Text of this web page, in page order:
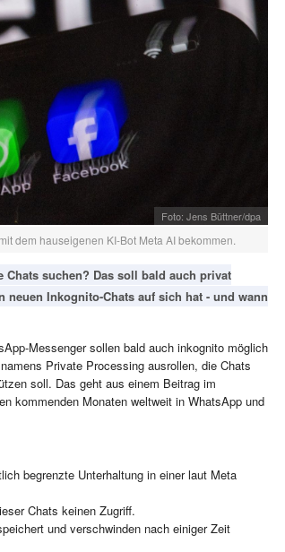
Foto: Jens Büttner/dpa
dem hauseigenen KI-Bot Meta AI bekommen.
Chats suchen? Das soll bald auch privat
Inkognito-Chats auf sich hat - und wann
Messenger sollen bald auch inkognito möglich
Private Processing ausrollen, die Chats
soll. Das geht aus einem Beitrag im
kommenden Monaten weltweit in WhatsApp und
begrenzte Unterhaltung in einer laut Meta
Chats keinen Zugriff.
und verschwinden nach einiger Zeit